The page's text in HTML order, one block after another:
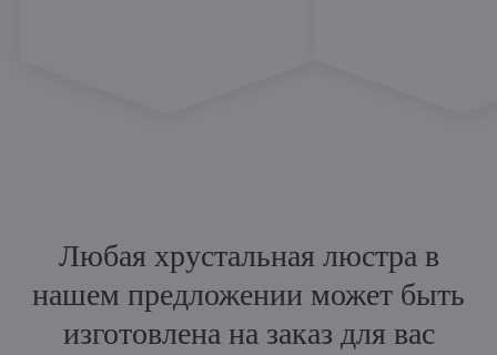
Любая хрустальная люстра в
нашем предложении может быть
изготовлена на заказ для вас